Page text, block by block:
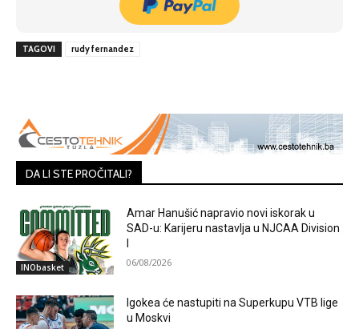
TAGOVI rudy fernandez
DA LI STE PROČITALI?
INObasket
Amar Hanušić napravio novi iskorak u
SAD-u: Karijeru nastavlja u NJCAA Division
06/08/2026
Igokea će nastupiti na Superkupu VTB lige
u Moskvi